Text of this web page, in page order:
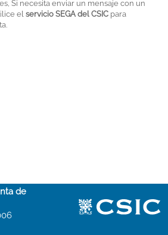
Si necesita enviar un mensaje con un
el servicio SEGA del CSIC para
de